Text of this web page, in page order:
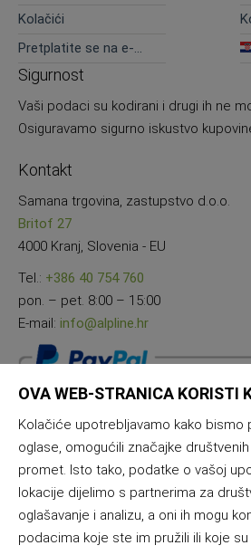
Kolačići
Pretplatite se na e-
Sigurnost
Vaši podaci su kodirani i drugi ih ne
Osiguravamo sigurno iskustvo
Kontakt
Samana trgovina, zastupstvo d.o.o.
Britof 27
4000 Kranj, Slovenia - EU
Tel.: +386 40 754 760
pon. – pet. 8:00 – 15:00
E-mail: info@alpline.hr
OVA WEB-STRANICA KORISTI
Kolačiće upotrebljavamo kako bismo
oglase, omogućili značajke
promet. Isto tako, podatke o vašoj
lokacije dijelimo s partnerima za
oglašavanje i analizu, a oni ih mogu
podacima koje ste im pružili ili koje